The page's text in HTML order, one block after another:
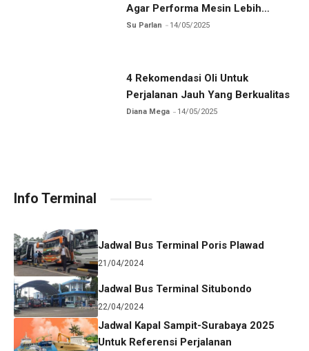
Agar Performa Mesin Lebih
Optimal
Su Parlan 14/05/2025
4 Rekomendasi Oli Untuk
Perjalanan Jauh Yang Berkualitas
Diana Mega 14/05/2025
Info Terminal
Jadwal Bus Terminal Poris Plawad
21/04/2024
Jadwal Bus Terminal Situbondo
22/04/2024
Jadwal Kapal Sampit-Surabaya 2025
Untuk Referensi Perjalanan